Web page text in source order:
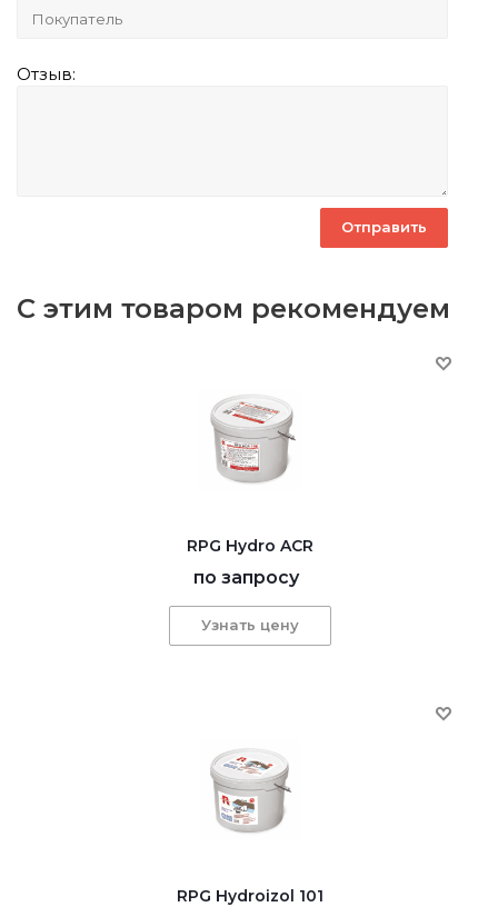
Отзыв:
С этим товаром рекомендуем
RPG Hydro ACR
по запросу
Узнать цену
RPG Hydroizol 101